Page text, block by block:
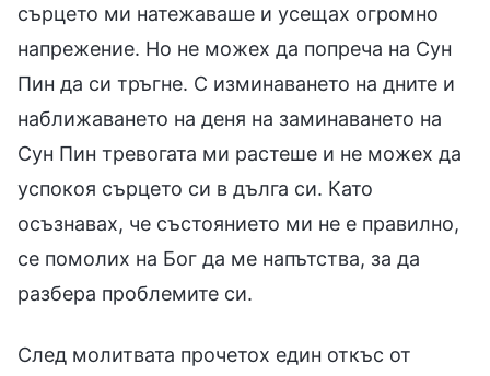
сърцето ми натежаваше и усещах огромно
напрежение. Но не можех да попреча на Сун
Пин да си тръгне. С изминаването на дните и
наближаването на деня на заминаването на
Сун Пин тревогата ми растеше и не можех да
успокоя сърцето си в дълга си. Като
осъзнавах, че състоянието ми не е правилно,
се помолих на Бог да ме напътства, за да
разбера проблемите си.
След молитвата прочетох един откъс от